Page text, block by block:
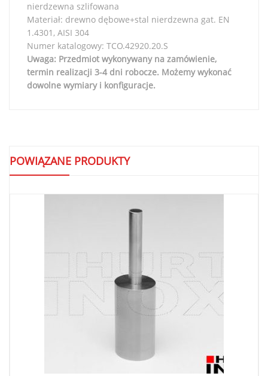
nierdzewna szlifowana
Materiał: drewno dębowe+stal nierdzewna gat. EN
1.4301, AISI 304
Numer katalogowy: TCO.42920.20.S
Uwaga: Przedmiot wykonywany na zamówienie,
termin realizacji 3-4 dni robocze. Możemy wykonać
dowolne wymiary i konfiguracje.
POWIĄZANE PRODUKTY